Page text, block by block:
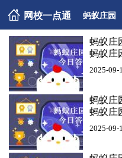
网校一点通 蚂蚁庄园
蚂蚁庄
蚂蚁庄
2025-09-
蚂蚁庄
蚂蚁庄
2025-09-